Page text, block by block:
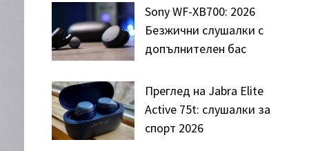
Sony WF-XB700: 2026
Безжични слушалки с
допълнителен бас
Преглед на Jabra Elite
Active 75t: слушалки за
спорт 2026